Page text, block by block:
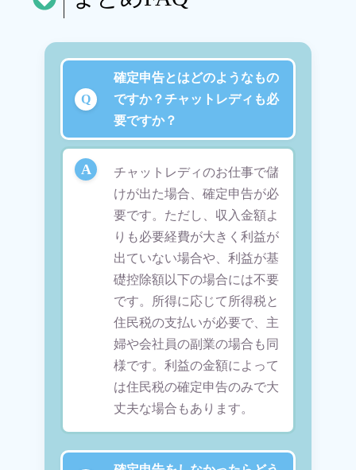
確定申告とはどのようなもの
ですか？チャットレディも必
要ですか？
チャットレディのお仕事で儲
けが出た場合、確定申告が必
要です。ただし、収入金額よ
りも必要経費が大きく利益が
出ていない場合や、利益が基
礎控除額以下の場合には不要
です。所得に応じて所得税と
住民税の支払いが必要で、主
婦や会社員の副業の場合も同
様です。利益の金額によって
は住民税の確定申告のみで大
丈夫な場合もあります。